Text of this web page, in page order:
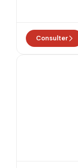
Consulter